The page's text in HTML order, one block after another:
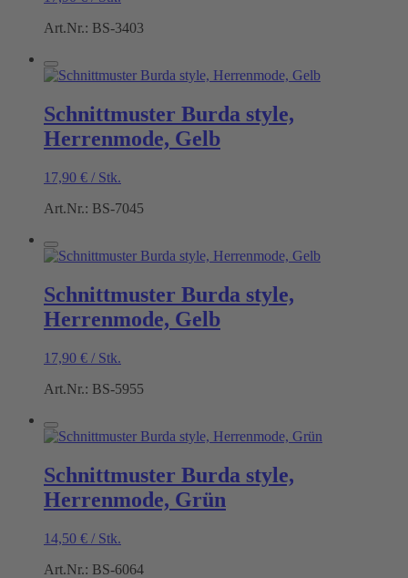
Art.Nr.: BS-3403
Schnittmuster Burda style,
Herrenmode, Gelb
17,90 € / Stk.
Art.Nr.: BS-7045
Schnittmuster Burda style,
Herrenmode, Gelb
17,90 € / Stk.
Art.Nr.: BS-5955
Schnittmuster Burda style,
Herrenmode, Grün
14,50 € / Stk.
Art.Nr.: BS-6064